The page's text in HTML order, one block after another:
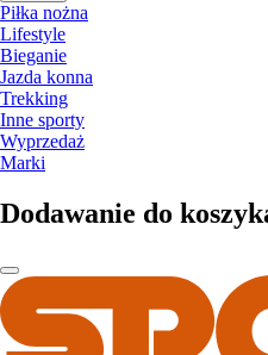
Piłka nożna
Lifestyle
Bieganie
Jazda konna
Trekking
Inne sporty
Wyprzedaż
Marki
Dodawanie do